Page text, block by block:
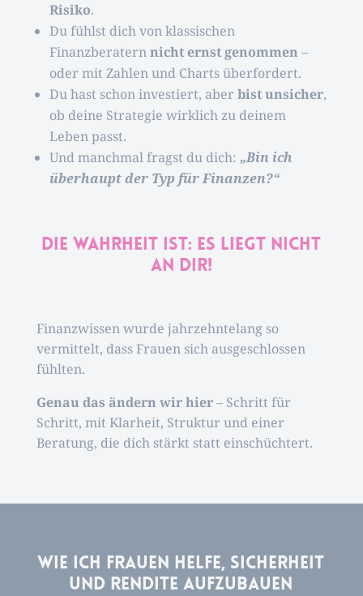
Risiko.
Du fühlst dich von klassischen
Finanzberaternnicht ernst genommen –
oder mit Zahlen und Charts überfordert.
Du hast schon investiert, aberbist unsicher,
ob deine Strategie wirklich zu deinem
Leben passt.
Und manchmal fragst du dich: „Bin ich
überhaupt der Typ für Finanzen?“
Die Wahrheit ist: Es liegt nicht
an dir!
Finanzwissen wurde jahrzehntelang so
vermittelt, dass Frauen sich ausgeschlossen
fühlten.
Genau das ändern wir hier– Schritt für
Schritt, mit Klarheit, Struktur und einer
Beratung, die dich stärkt statt einschüchtert.
Wie ich Frauen helfe, Sicherheit
und Rendite aufzubauen